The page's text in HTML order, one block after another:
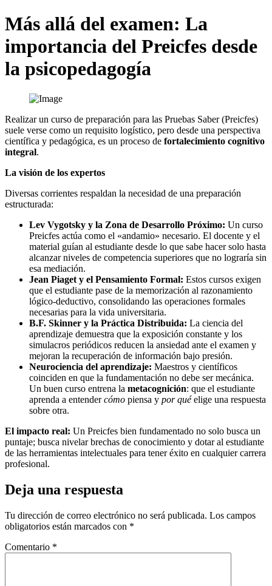
Más allá del examen: La
importancia del Preicfes desde
la psicopedagogía
Realizar un curso de preparación para las Pruebas Saber (Preicfes)
suele verse como un requisito logístico, pero desde una perspectiva
científica y pedagógica, es un proceso de fortalecimiento cognitivo
integral.
La visión de los expertos
Diversas corrientes respaldan la necesidad de una preparación
estructurada:
Lev Vygotsky y la Zona de Desarrollo Próximo: Un curso
Preicfes actúa como el «andamio» necesario. El docente y el
material guían al estudiante desde lo que sabe hacer solo hasta
alcanzar niveles de competencia superiores que no lograría sin
esa mediación.
Jean Piaget y el Pensamiento Formal: Estos cursos exigen
que el estudiante pase de la memorización al razonamiento
lógico-deductivo, consolidando las operaciones formales
necesarias para la vida universitaria.
B.F. Skinner y la Práctica Distribuida: La ciencia del
aprendizaje demuestra que la exposición constante y los
simulacros periódicos reducen la ansiedad ante el examen y
mejoran la recuperación de información bajo presión.
Neurociencia del aprendizaje: Maestros y científicos
coinciden en que la fundamentación no debe ser mecánica.
Un buen curso entrena la metacognición: que el estudiante
aprenda a entendercómo piensa y por quéelige una respuesta
sobre otra.
El impacto real: Un Preicfes bien fundamentado no solo busca un
puntaje; busca nivelar brechas de conocimiento y dotar al estudiante
de las herramientas intelectuales para tener éxito en cualquier carrera
profesional.
Deja una respuesta
Tu dirección de correo electrónico no será publicada. Los campos
obligatorios están marcados con *
Comentario *